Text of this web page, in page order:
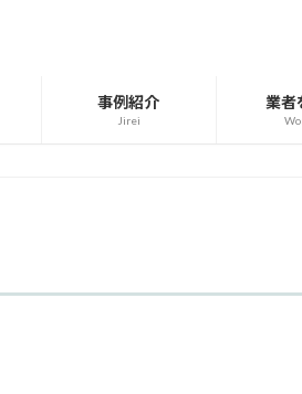
事例紹介
Jirei
業者